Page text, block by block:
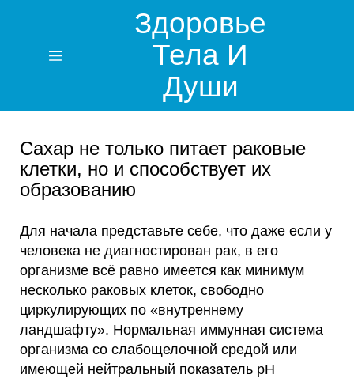
Здоровье
Тела И
Души
Сахар не только питает раковые
клетки, но и способствует их
образованию
Для начала представьте себе, что даже если у
человека не диагностирован рак, в его
организме всё равно имеется как минимум
несколько раковых клеток, свободно
циркулирующих по «внутреннему
ландшафту». Нормальная иммунная система
организма со слабощелочной средой или
имеющей нейтральный показатель pH